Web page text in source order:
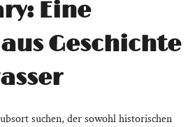
Eine
Geschichte
suchen, der sowohl historischen